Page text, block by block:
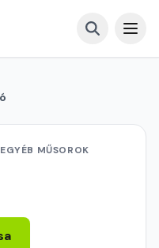
EGYÉB MŰSOROK